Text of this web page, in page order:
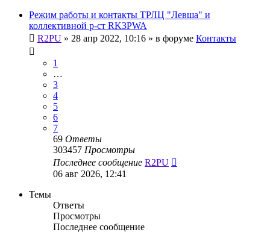
Режим работы и контакты ТРЛЦ "Левша" и
коллективной р-ст RK3PWA
R2PU » 28 апр 2022, 10:16 » в форуме Контакты
1
…
3
4
5
6
7
69 Ответы
303457 Просмотры
Последнее сообщение R2PU
06 авг 2026, 12:41
Темы
Ответы
Просмотры
Последнее сообщение